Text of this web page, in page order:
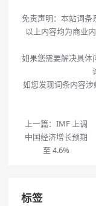
免责声明：本站词条
以上内容均为商业
如果您需要解决具体
如您发现词条内容
上一篇：IMF 上调
中国经济增长预期
至 4.6%
标签